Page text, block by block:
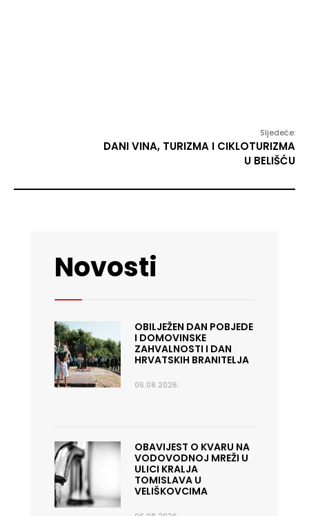
Sljedeće:
DANI VINA, TURIZMA I CIKLOTURIZMA
U BELIŠĆU
Novosti
OBILJEŽEN DAN POBJEDE
I DOMOVINSKE
ZAHVALNOSTI I DAN
HRVATSKIH BRANITELJA
06.08.2026.
OBAVIJEST O KVARU NA
VODOVODNOJ MREŽI U
ULICI KRALJA
TOMISLAVA U
VELIŠKOVCIMA